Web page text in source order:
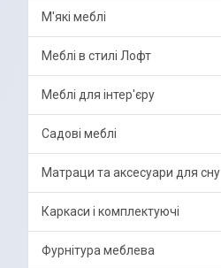
М'які меблі
Меблі в стилі Лофт
Меблі для інтер'єру
Садові меблі
Матраци та аксесуари для сну
Каркаси і комплектуючі
Фурнітура меблева